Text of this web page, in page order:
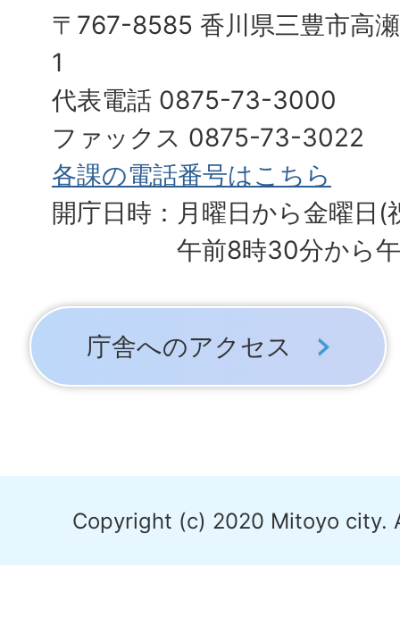
〒767-8585 香川県三豊市高
1
代表電話 0875-73-3000
ファックス 0875-73-3022
各課の電話番号はこちら
開庁日時：月曜日から金曜日(
午前8時30分から
庁舎へのアクセス
Copyright (c) 2020 Mitoyo city.